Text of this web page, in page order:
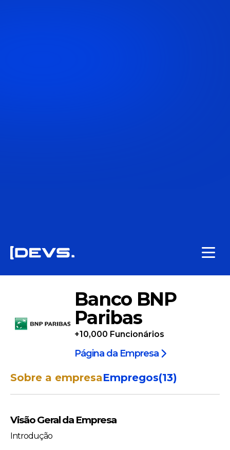
Banco BNP
Paribas
+10,000 Funcionários
Página da Empresa
Sobre a empresaEmpregos(13)
Visão Geral da Empresa
Introdução